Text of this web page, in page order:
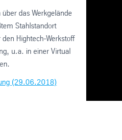
über das Werkgelände
Stahlstandort
den Hightech-Werkstoff
u.a. in einer Virtual
(29.06.2018)